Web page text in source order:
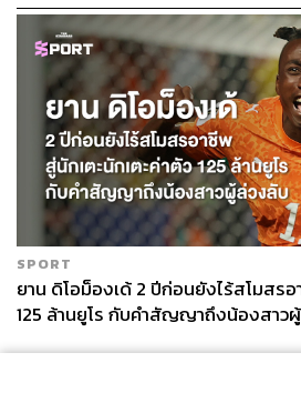
SPORT
ยาน ดิโอม็องเด้ 2 ปีก่อนยังไร้สโมสร
125 ล้านยูโร กับคำสัญญาถึงน้องสาว